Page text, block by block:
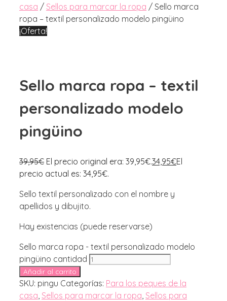
casa / Sellos para marcar la ropa / Sello marca
ropa – textil personalizado modelo pingüino
¡Oferta!
Sello marca ropa – textil
personalizado modelo
pingüino
39,95€ El precio original era: 39,95€.34,95€El
precio actual es: 34,95€.
Sello textil personalizado con el nombre y
apellidos y dibujito.
Hay existencias (puede reservarse)
Sello marca ropa - textil personalizado modelo
pingüino cantidad
Añadir al carrito
SKU: pingu Categorías: Para los peques de la
casa Sellos para marcar la ropa Sellos para